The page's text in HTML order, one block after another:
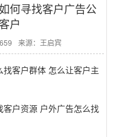
何寻找客户广告公
户
来源：王启宾
客户群体 怎么让客户主
户资源 户外广告怎么找